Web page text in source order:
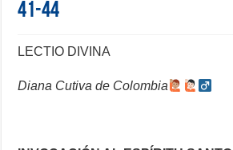
41-44
LECTIO DIVINA
Diana Cutiva de Colombia